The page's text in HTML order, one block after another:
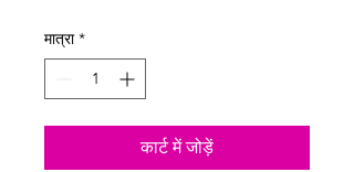
मात्रा *
कार्ट में जोड़ें